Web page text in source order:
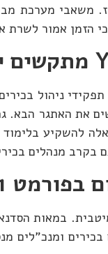
משאבי מערכת
הזמן אמור לשרת
מתקשים
פלוס מתקדמים אל עבר
את האתגר הבא.
בקרב מנהלים
1:1
ומנכ"לים